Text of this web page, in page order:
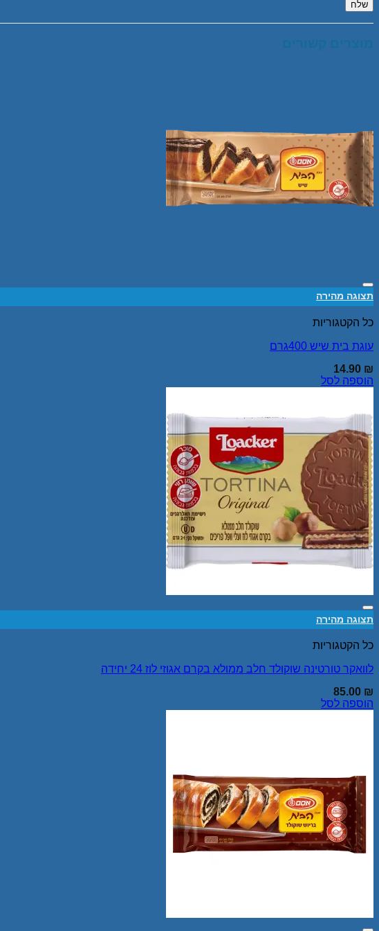
מוצרים קשורים
Add to wishlist
תצוגה מהירה
כל הקטגוריות
עוגת בית שיש 400גרם
14.90 ₪
הוספה לסל
Add to wishlist
תצוגה מהירה
כל הקטגוריות
לוואקר טורטינה שוקולד חלב ממולא בקרם אגוזי לוז 24 יחידה
85.00 ₪
הוספה לסל